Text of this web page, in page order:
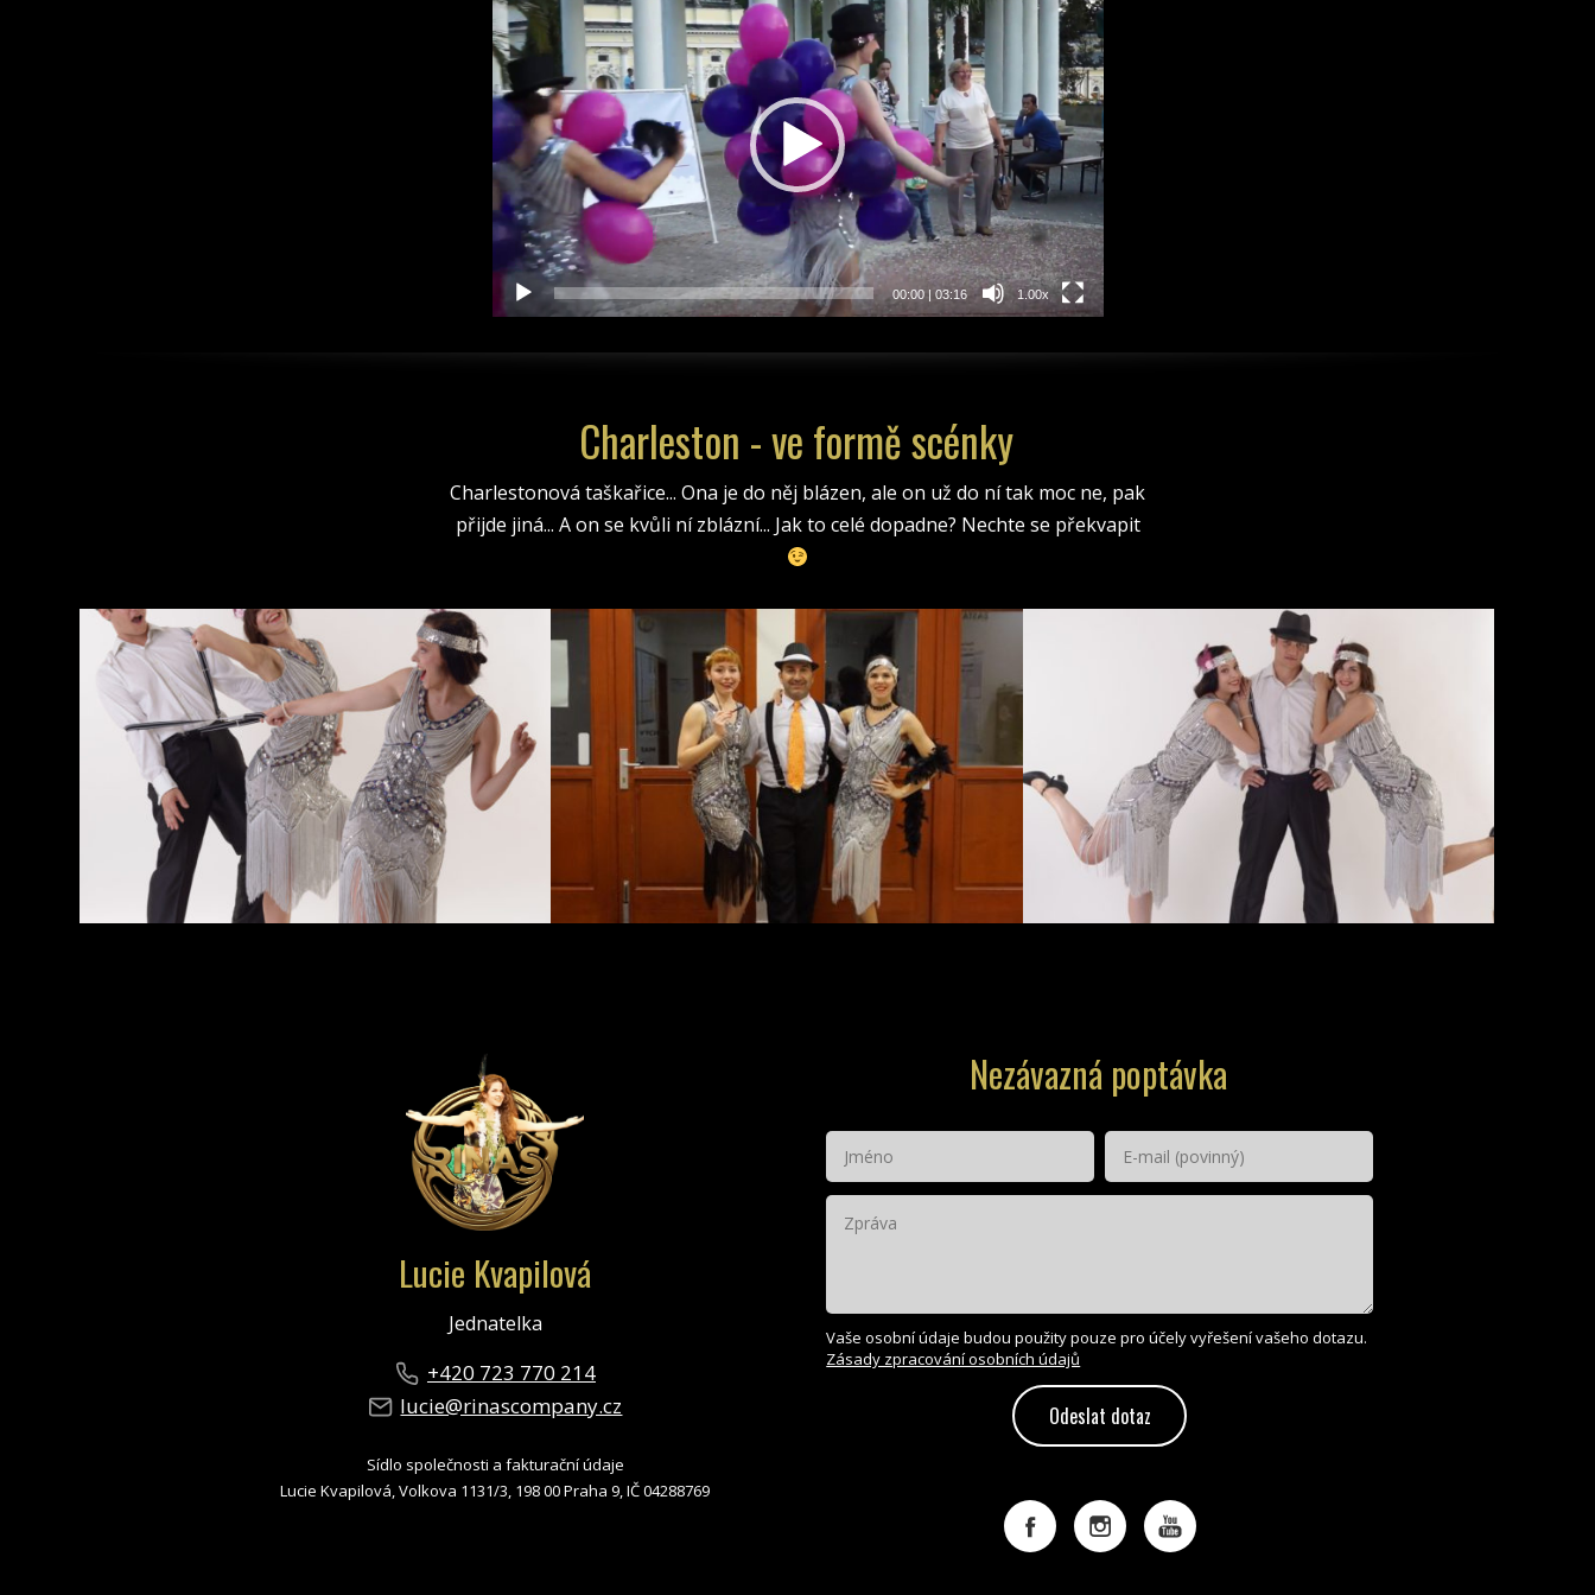
přehrávač
00:00|03:16 1.00x
Charleston - ve formě scénky
Charlestonová taškařice... Ona je do něj blázen, ale on už do ní tak moc ne, pak
přijde jiná... A on se kvůli ní zblázní... Jak to celé dopadne? Nechte se překvapit
Lucie Kvapilová
Jednatelka
+420 723 770 214
lucie@rinascompany.cz
Sídlo společnosti a fakturační údaje
Lucie Kvapilová, Volkova 1131/3, 198 00 Praha 9, IČ 04288769
Nezávazná poptávka
Vaše osobní údaje budou použity pouze pro účely vyřešení vašeho dotazu.
Zásady zpracování osobních údajů
Odeslat dotaz